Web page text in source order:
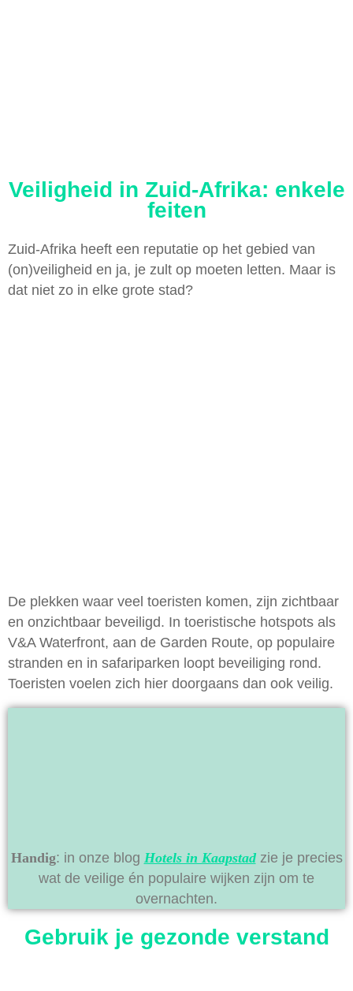
Veiligheid in Zuid-Afrika: enkele
feiten
Zuid-Afrika heeft een reputatie op het gebied van
(on)veiligheid en ja, je zult op moeten letten. Maar is
dat niet zo in elke grote stad?
De plekken waar veel toeristen komen, zijn zichtbaar
en onzichtbaar beveiligd. In toeristische hotspots als
V&A Waterfront, aan de Garden Route, op populaire
stranden en in safariparken loopt beveiliging rond.
Toeristen voelen zich hier doorgaans dan ook veilig.
Handig: in onze blog Hotels in Kaapstad zie je precies
wat de veilige én populaire wijken zijn om te
overnachten.
Gebruik je gezonde verstand